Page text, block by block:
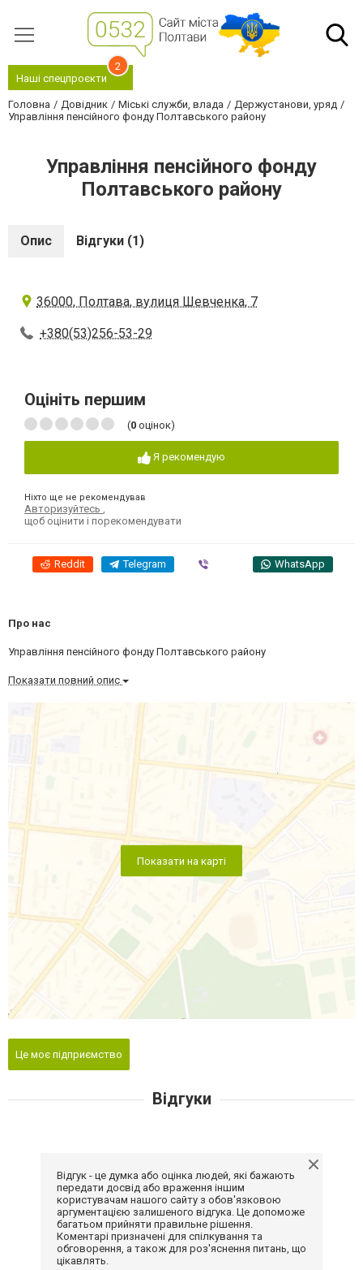
Наші спецпроєкти
2
Головна Довідник Міські служби, влада
Держустанови, уряд
Управління пенсійного фонду Полтавського району
Управління пенсійного фонду
Полтавського району
Опис Відгуки (1)
36000, Полтава, вулиця Шевченка, 7
+380(53)256-53-29
Оцініть першим
(0 оцінок)
Я рекомендую
Ніхто ще не рекомендував
Авторизуйтесь
щоб оцінити і порекомендувати
Reddit Telegram WhatsApp
Про нас
Управління пенсійного фонду Полтавського району
Показати повний опис
Показати на карті
Це моє підприємство
Відгуки
Відгук - це думка або оцінка людей, які бажають
передати досвід або враження іншим
користувачам нашого сайту з обов'язковою
аргументацією залишеного відгука. Це допоможе
багатьом прийняти правильне рішення.
Коментарі призначені для спілкування та
обговорення, а також для роз'яснення питань, що
цікавлять.